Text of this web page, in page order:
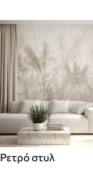
Ρετρό στυλ